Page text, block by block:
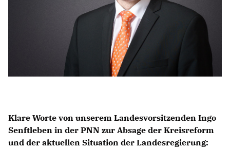
Klare Worte von unserem Landesvorsitzenden Ingo
Senftleben in der PNN zur Absage der Kreisreform
und der aktuellen Situation der Landesregierung: